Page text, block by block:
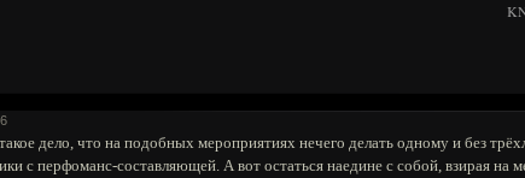
дело, что на подобных мероприятиях нечего делать одному и без
с перфоманс-составляющей. А вот остаться наедине с собой, взирая